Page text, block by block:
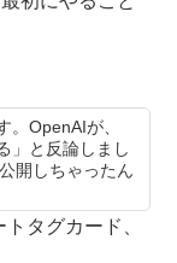
。OpenAIが、
」と反論しまし
開しちゃったん
タグカード、